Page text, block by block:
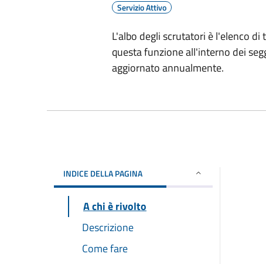
Servizio Attivo
L'albo degli scrutatori è l'elenco
questa funzione all'interno dei
aggiornato annualmente.
INDICE DELLA PAGINA
A chi è rivolto
Descrizione
Come fare